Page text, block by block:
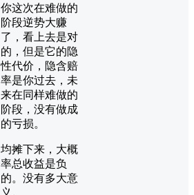
你这次在难做的
阶段逆势大赚
了，看上去是对
的，但是它的隐
性代价，隐含赔
率是你过去，未
来在同样难做的
阶段，没有做成
的亏损。
均摊下来，大概
率总收益是负
的。没有多大意
义。